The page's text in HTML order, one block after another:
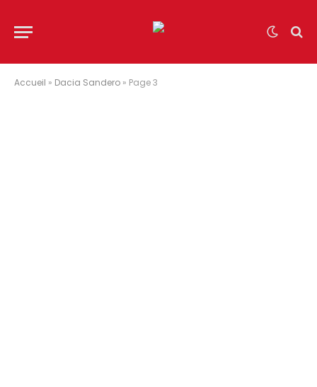
Accueil » Dacia Sandero » Page 3